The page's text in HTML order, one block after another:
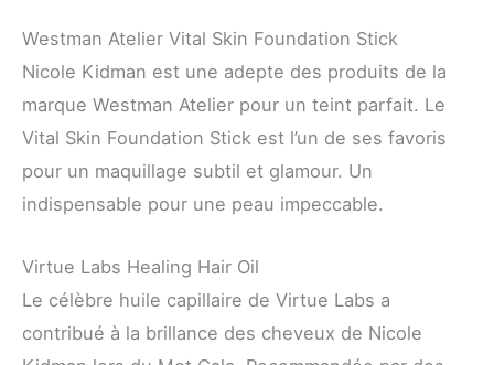
Westman Atelier Vital Skin Foundation Stick
Nicole Kidman est une adepte des produits de la
marque Westman Atelier pour un teint parfait. Le
Vital Skin Foundation Stick est l’un de ses favoris
pour un maquillage subtil et glamour. Un
indispensable pour une peau impeccable.
Virtue Labs Healing Hair Oil
Le célèbre huile capillaire de Virtue Labs a
contribué à la brillance des cheveux de Nicole